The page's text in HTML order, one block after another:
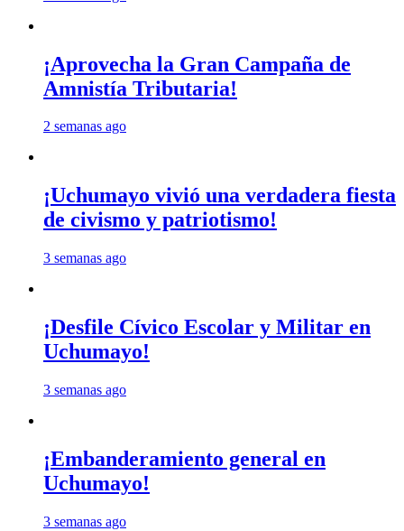
¡Aprovecha la Gran Campaña de
Amnistía Tributaria!
2 semanas ago
¡Uchumayo vivió una verdadera fiesta
de civismo y patriotismo!
3 semanas ago
¡Desfile Cívico Escolar y Militar en
Uchumayo!
3 semanas ago
¡Embanderamiento general en
Uchumayo!
3 semanas ago